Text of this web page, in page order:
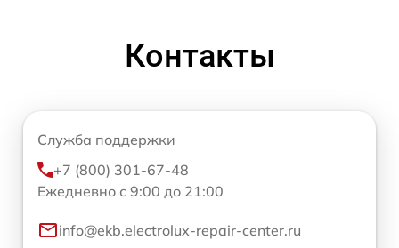
Контакты
Служба поддержки
+7 (800) 301-67-48
Ежедневно с 9:00 до 21:00
info@ekb.electrolux-repair-center.ru